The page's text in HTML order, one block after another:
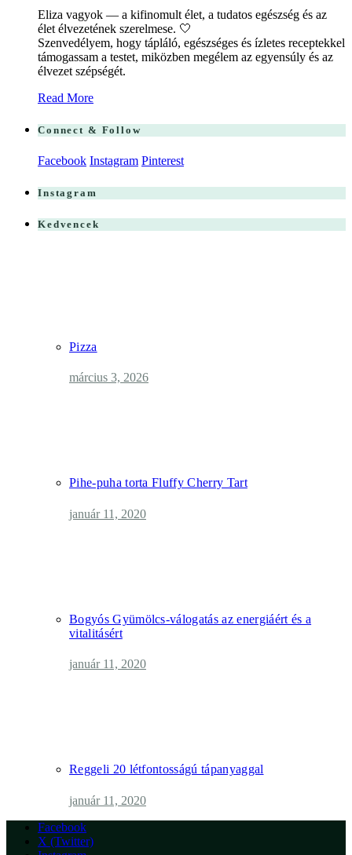
Eliza vagyok — a kifinomult élet, a tudatos egészség és az
élet élvezetének szerelmese. 🤍
Szenvedélyem, hogy tápláló, egészséges és ízletes receptekkel
támogassam a testet, miközben megélem az egyensúly és az
élvezet szépségét.
Read More
Connect & Follow
Facebook Instagram Pinterest
Instagram
Kedvencek
Pizza
március 3, 2026
Pihe-puha torta Fluffy Cherry Tart
január 11, 2020
Bogyós Gyümölcs-válogatás az energiáért és a
vitalitásért
január 11, 2020
Reggeli 20 létfontosságú tápanyaggal
január 11, 2020
Facebook
X (Twitter)